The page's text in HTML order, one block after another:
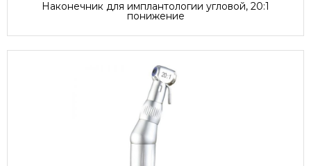
Наконечник для имплантологии угловой, 20:1
понижение